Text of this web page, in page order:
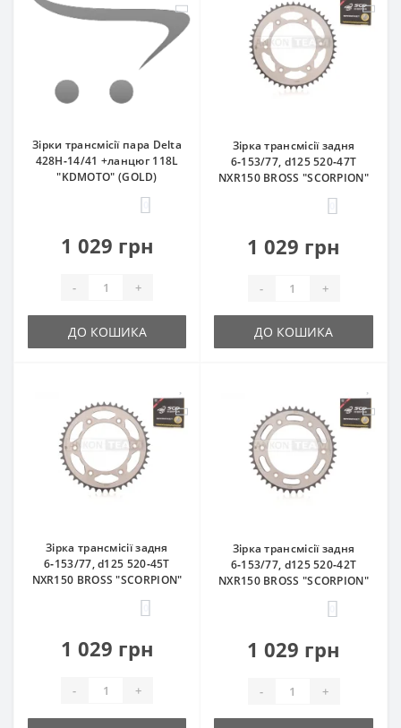
Зірки трансмісії пара Delta
428H‑14/41 +ланцюг 118L
"KDMOTO" (GOLD)
1 029 грн
- +
ДО КОШИКА
Зірка трансмісії задня
6‑153/77, d125 520‑47T
NXR150 BROSS "SCORPION"
1 029 грн
- +
ДО КОШИКА
Зірка трансмісії задня
6‑153/77, d125 520‑45T
NXR150 BROSS "SCORPION"
1 029 грн
- +
Зірка трансмісії задня
6‑153/77, d125 520‑42T
NXR150 BROSS "SCORPION"
1 029 грн
- +